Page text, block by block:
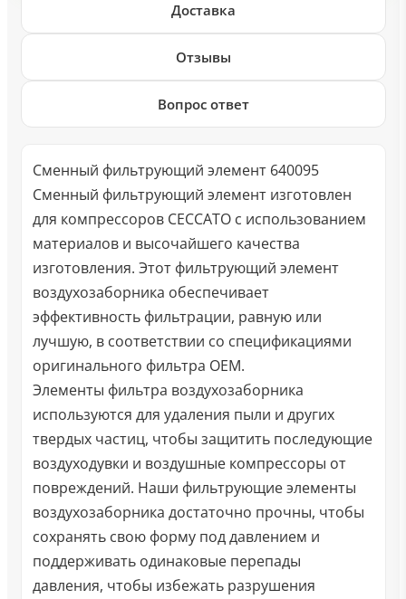
Доставка
Отзывы
Вопрос ответ
Сменный фильтрующий элемент 640095
Сменный фильтрующий элемент изготовлен
для компрессоров CECCATO с использованием
материалов и высочайшего качества
изготовления. Этот фильтрующий элемент
воздухозаборника обеспечивает
эффективность фильтрации, равную или
лучшую, в соответствии со спецификациями
оригинального фильтра OEM.
Элементы фильтра воздухозаборника
используются для удаления пыли и других
твердых частиц, чтобы защитить последующие
воздуходувки и воздушные компрессоры от
повреждений. Наши фильтрующие элементы
воздухозаборника достаточно прочны, чтобы
сохранять свою форму под давлением и
поддерживать одинаковые перепады
давления, чтобы избежать разрушения